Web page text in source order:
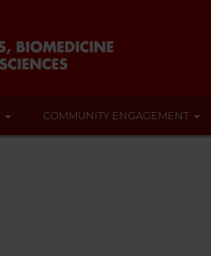
COMMUNITY ENGAGEMENT